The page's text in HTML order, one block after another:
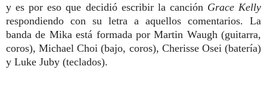
y es por eso que decidió escribir la canción Grace Kelly
respondiendo con su letra a aquellos comentarios. La
banda de Mika está formada por Martin Waugh (guitarra,
coros), Michael Choi (bajo, coros), Cherisse Osei (batería)
y Luke Juby (teclados).